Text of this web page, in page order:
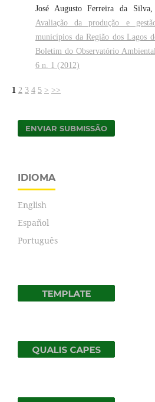
José Augusto Ferreira da
Avaliação da produção e
municípios da Região dos Lagos
Boletim do Observatório
6 n. 1 (2012)
1 2 3 4 5 > >>
ENVIAR SUBMISSÃO
IDIOMA
English
Español
Português